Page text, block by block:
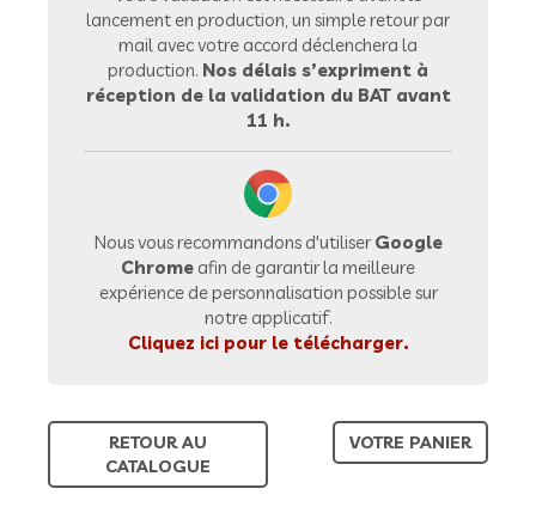
lancement en production, un simple retour par
mail avec votre accord déclenchera la
production. Nos délais s’expriment à
réception de la validation du BAT avant
11 h.
Nous vous recommandons d'utiliserGoogle
Chrome afin de garantir la meilleure
expérience de personnalisation possible sur
notre applicatif.
Cliquez ici pour le télécharger.
RETOUR AU
CATALOGUE
VOTRE PANIER